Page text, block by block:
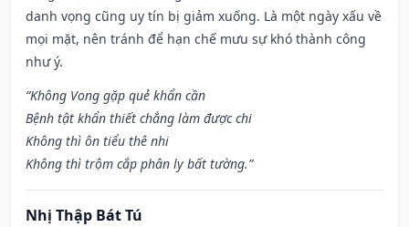
danh vọng cũng uy tín bị giảm xuống. Là một ngày xấu về
mọi mặt, nên tránh để hạn chế mưu sự khó thành công
như ý.
“Không Vong gặp quẻ khẩn cần
Bệnh tật khẩn thiết chẳng làm được chi
Không thì ôn tiểu thê nhi
Không thì trộm cắp phân ly bất tường.”
Nhị Thập Bát Tú